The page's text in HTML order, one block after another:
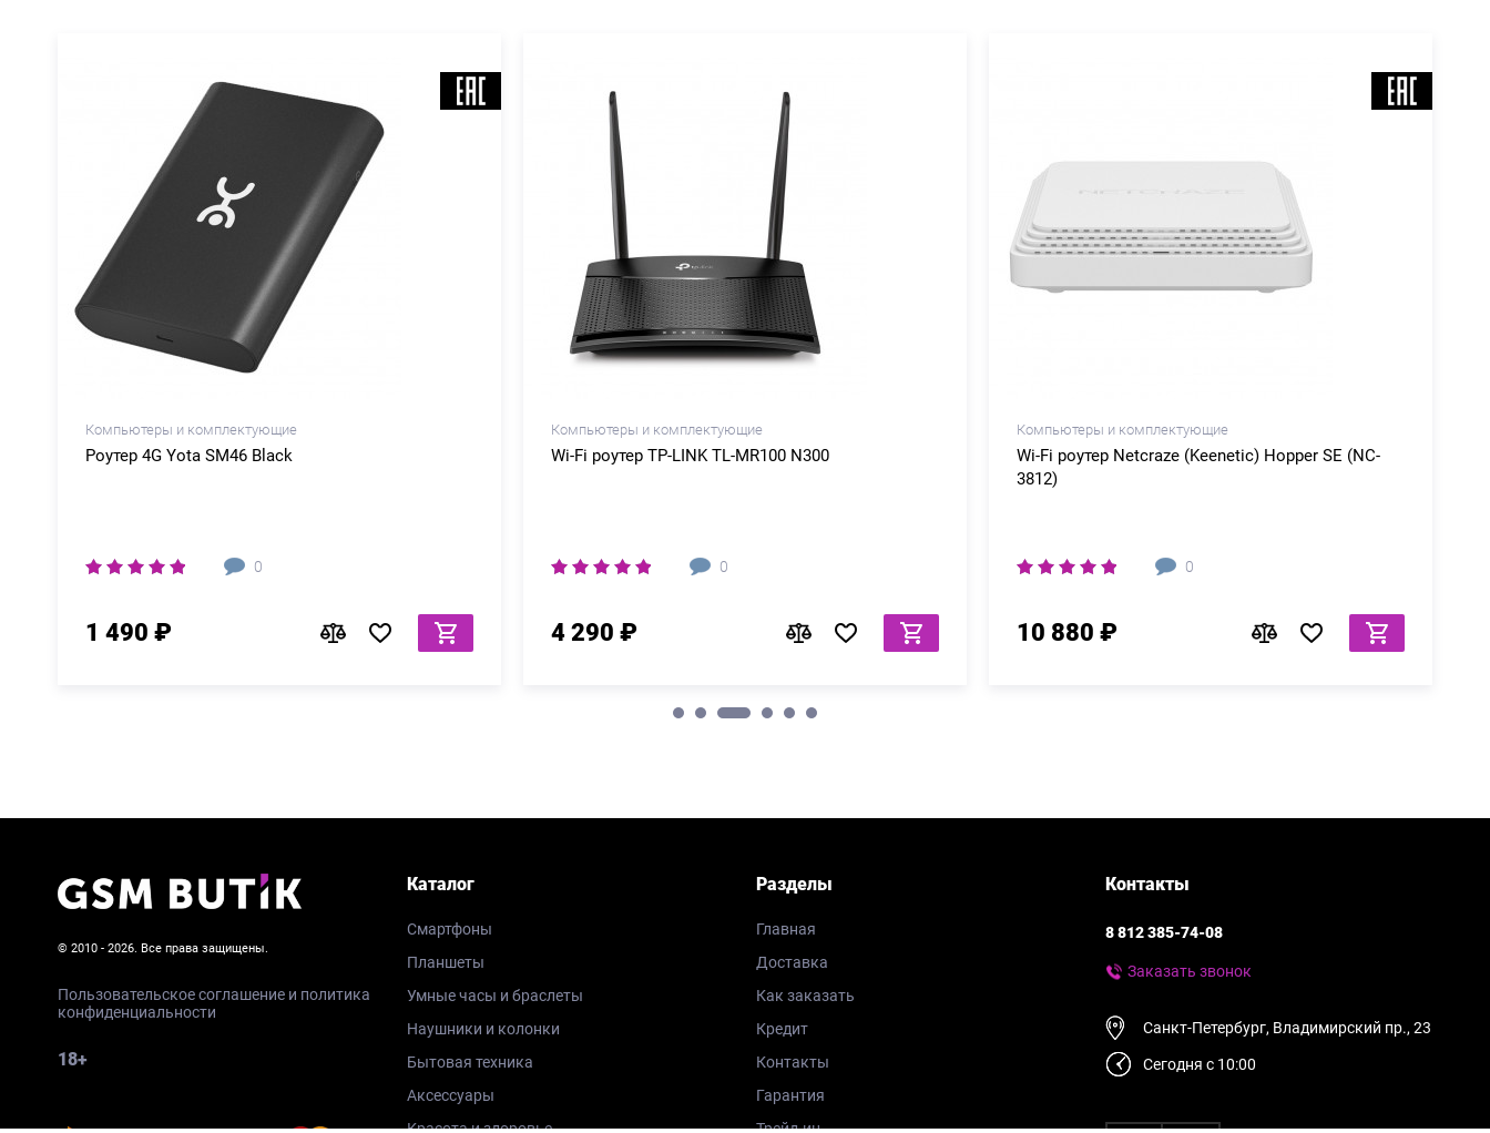
Компьютеры и комплектующие
Роутер 4G Yota SM46 Black
0
1 490 ₽
Компьютеры и комплектующие
Wi-Fi роутер TP-LINK TL-MR100 N300
0
4 290 ₽
Компьютеры и комплектующие
Wi-Fi роутер Netcraze (Keenetic) Hopper SE (NC-
3812)
0
10 880 ₽
© 2010 - 2026. Все права защищены.
Пользовательское соглашение и политика
конфиденциальности
18+
Каталог
Смартфоны
Планшеты
Умные часы и браслеты
Наушники и колонки
Бытовая техника
Аксессуары
Красота и здоровье
Разделы
Главная
Доставка
Как заказать
Кредит
Контакты
Гарантия
Трейд-ин
Контакты
8 812 385-74-08
Заказать звонок
Санкт-Петербург, Владимирский пр., 23
Сегодня с 10:00